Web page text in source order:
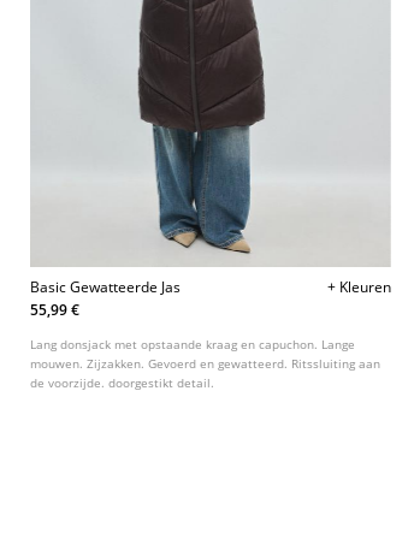
Basic Gewatteerde Jas
+ Kleuren
55,99 €
Lang donsjack met opstaande kraag en capuchon. Lange
mouwen. Zijzakken. Gevoerd en gewatteerd. Ritssluiting aan
de voorzijde. doorgestikt detail.